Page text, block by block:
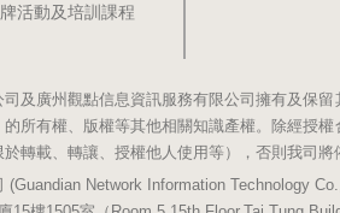
活動及培訓課程
及廣州觀點信息資訊服務有限公司擁有及保
所有權、版權等其他相關知識產權。除經授
轉載、轉讓、授權他人使用等），否則我司將
(Guandian Network Information Technology